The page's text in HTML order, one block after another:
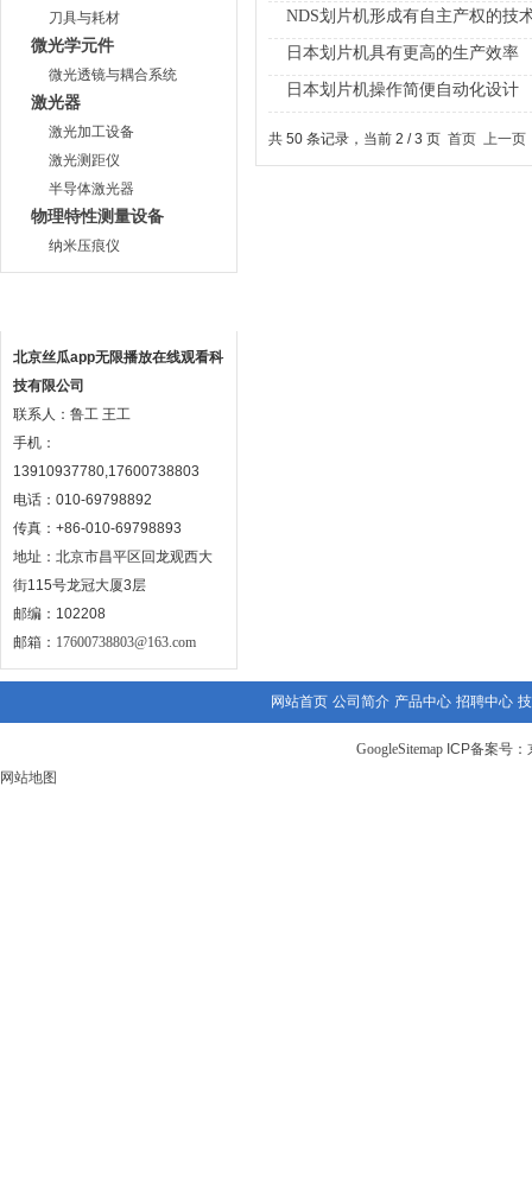
刀具与耗材
微光学元件
微光透镜与耦合系统
激光器
激光加工设备
激光测距仪
半导体激光器
物理特性测量设备
纳米压痕仪
北京丝瓜app无限播放在线观看科
技有限公司
联系人：鲁工 王工
手机：
13910937780,17600738803
电话：010-69798892
传真：+86-010-69798893
地址：北京市昌平区回龙观西大
街115号龙冠大厦3层
邮编：102208
邮箱： 17600738803@163.com
NDS划片机形成有自主产权的技
日本划片机具有更高的生产效率
日本划片机操作简便自动化设计
共 50 条记录，当前 2 / 3 页 首页 上一页
网站首页 公司简介 产品中心 招聘中心
GoogleSitemap ICP备案号：
网站地图